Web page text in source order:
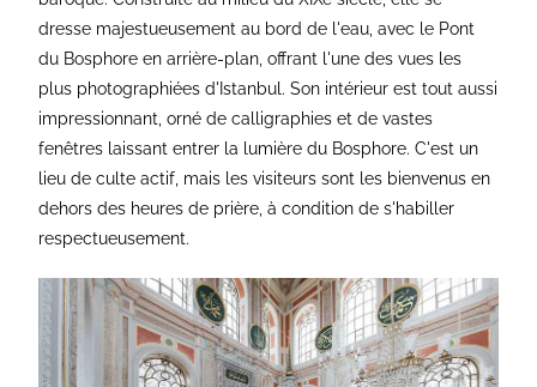
dresse majestueusement au bord de l'eau, avec le Pont
du Bosphore en arrière-plan, offrant l'une des vues les
plus photographiées d'Istanbul. Son intérieur est tout aussi
impressionnant, orné de calligraphies et de vastes
fenêtres laissant entrer la lumière du Bosphore. C'est un
lieu de culte actif, mais les visiteurs sont les bienvenus en
dehors des heures de prière, à condition de s'habiller
respectueusement.